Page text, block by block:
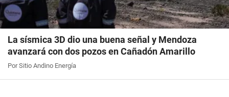
La sísmica 3D dio una buena señal y Mendoza
avanzará con dos pozos en Cañadón Amarillo
Por Sitio Andino Energía